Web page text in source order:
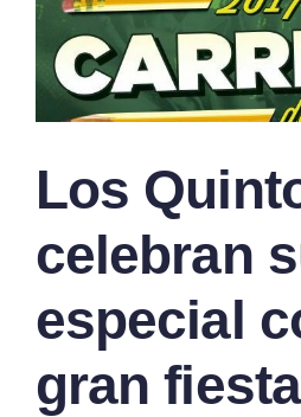
Los
celebran
especial
gran fiesta